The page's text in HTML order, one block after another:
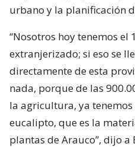
urbano y la planificación
“Nosotros hoy tenemos el
extranjerizado; si eso se
directamente de esta
nada, porque de las
la agricultura, ya
eucalipto, que es la
plantas de Arauco”, dijo a